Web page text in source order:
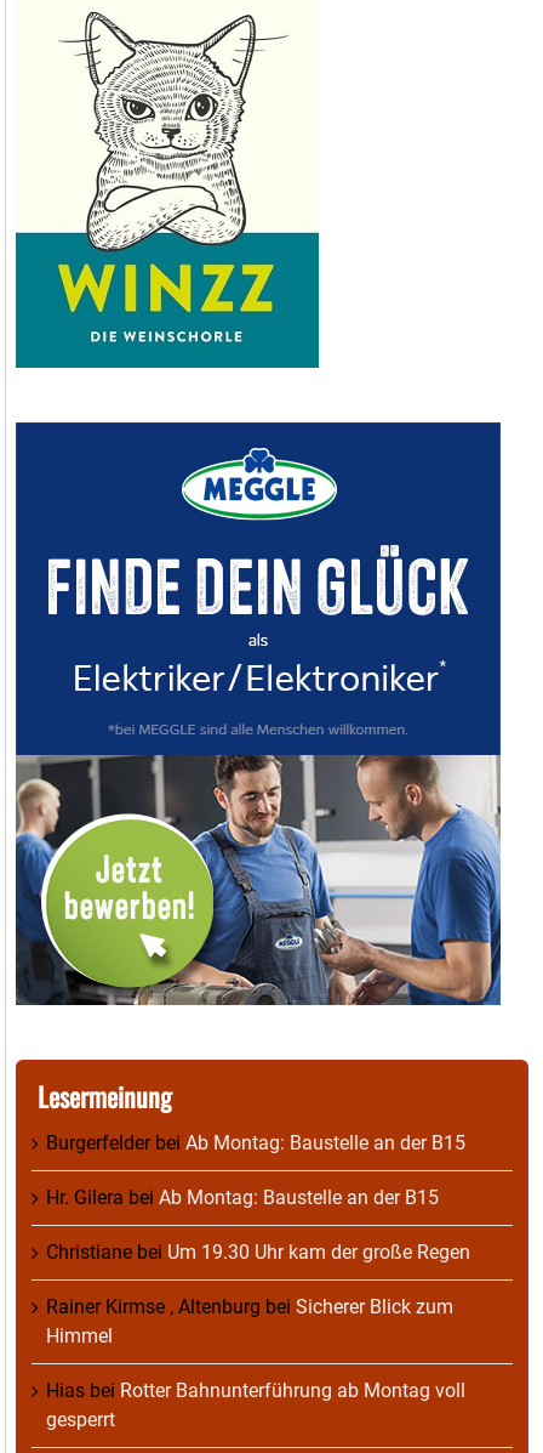
Lesermeinung
Burgerfelderbei Ab Montag: Baustelle an der B15
Hr. Gilera bei Ab Montag: Baustelle an der B15
Christiane bei Um 19.30 Uhr kam der große Regen
Rainer Kirmse , Altenburg bei Sicherer Blick zum
Himmel
Hias bei Rotter Bahnunterführung ab Montag voll
gesperrt